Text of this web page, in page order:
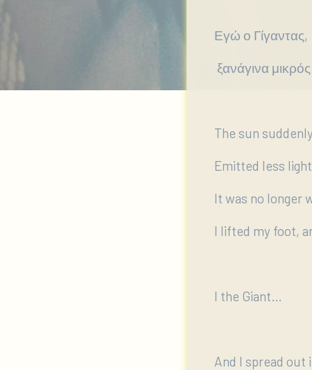
Εγώ ο Γίγαντας,
ξανάγινα
The sun
Emitted less light
It was no longer
I lifted my foot,
I the Giant…
And I spread